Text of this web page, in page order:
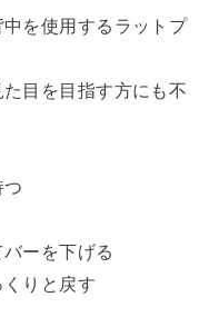
を使用するラットプ
目を目指す方にも不
つ
ーを下げる
くりと戻す